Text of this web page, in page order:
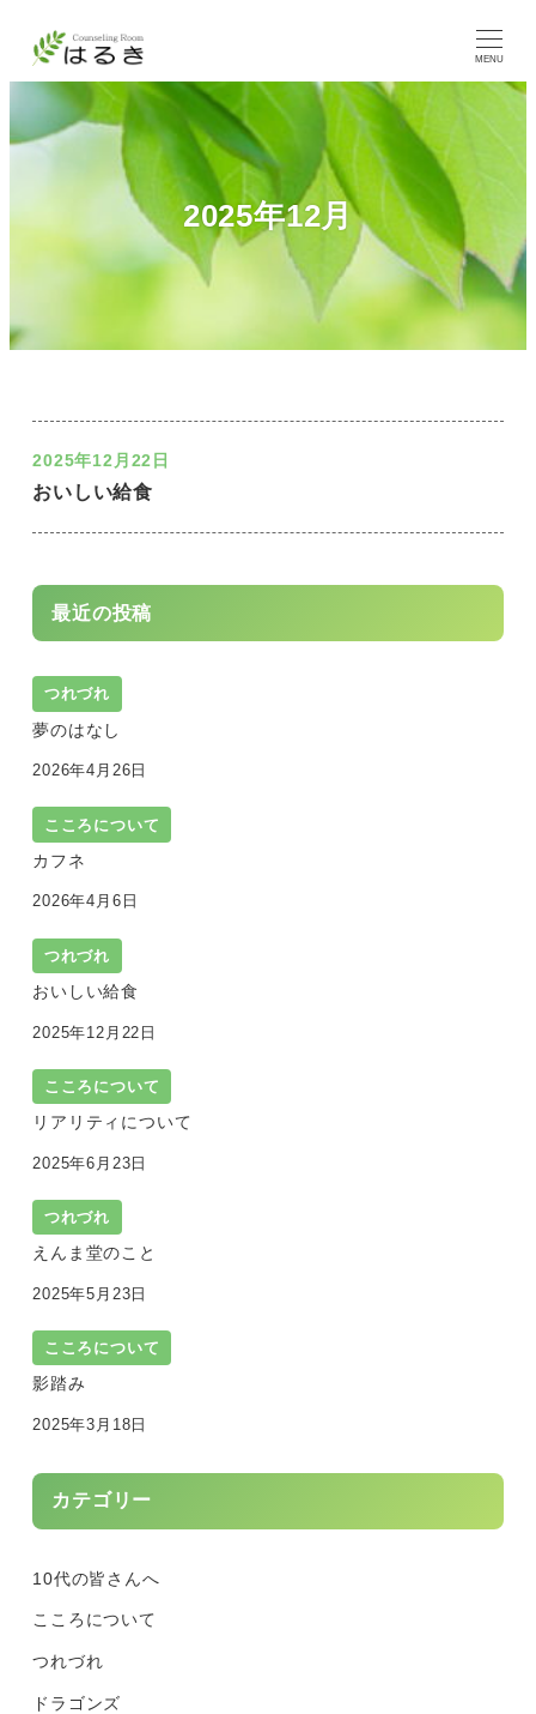
MENU
2025年12月
おいしい給食
2025年12月22日
最近の投稿
つれづれ
夢のはなし
2026年4月26日
こころについて
カフネ
2026年4月6日
つれづれ
おいしい給食
2025年12月22日
こころについて
リアリティについて
2025年6月23日
つれづれ
えんま堂のこと
2025年5月23日
こころについて
影踏み
2025年3月18日
カテゴリー
10代の皆さんへ
こころについて
つれづれ
ドラゴンズ